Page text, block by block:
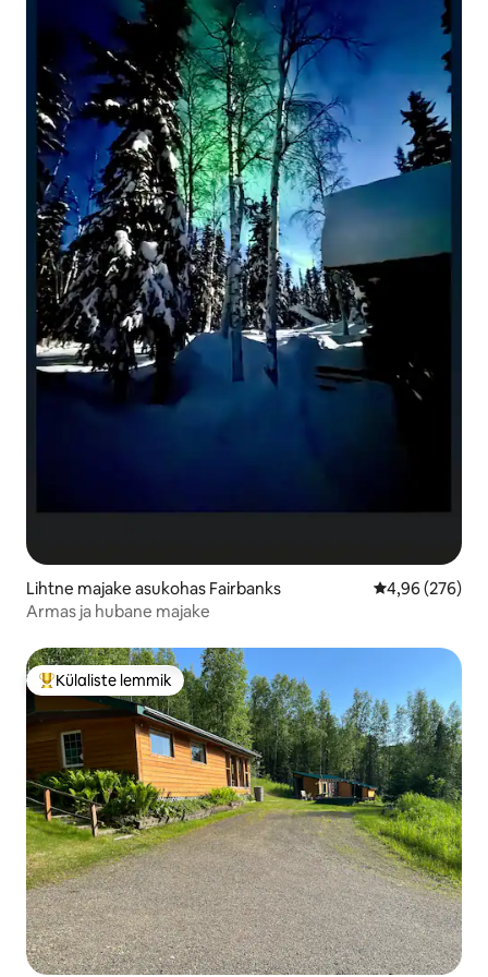
Lihtne majake asukohas Fairbanks Keskmine
4,96 (276)
Armas ja hubane majake
Külaliste suur lemmik
Külaliste lemmik